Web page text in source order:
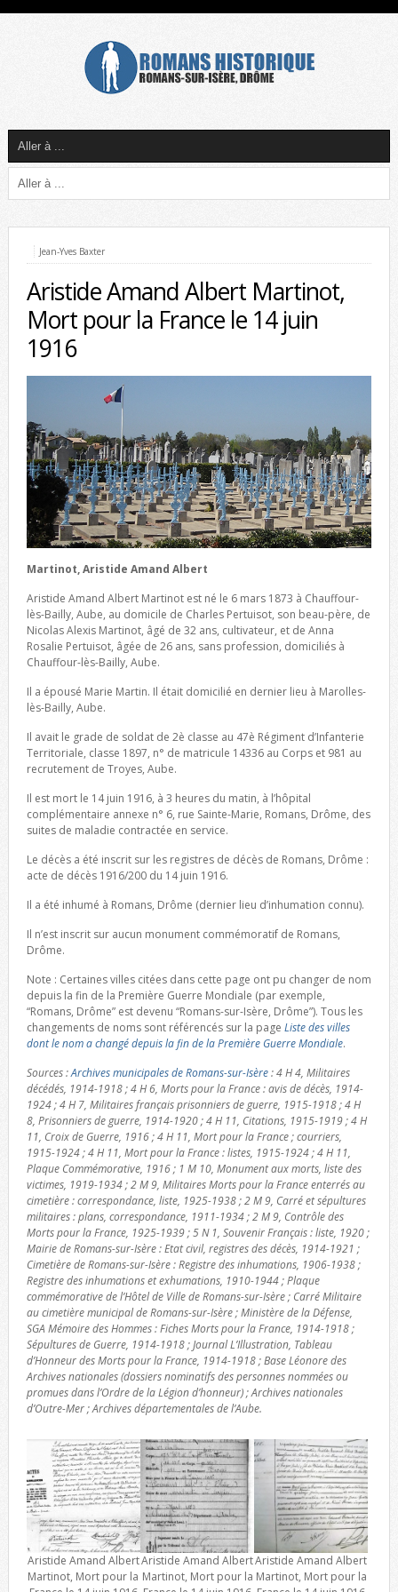
Jean-Yves Baxter
Aristide Amand Albert Martinot,
Mort pour la France le 14 juin
1916
Martinot, Aristide Amand Albert
Aristide Amand Albert Martinot est né le 6 mars 1873 à Chauffour-
lès-Bailly, Aube, au domicile de Charles Pertuisot, son beau-père, de
Nicolas Alexis Martinot, âgé de 32 ans, cultivateur, et de Anna
Rosalie Pertuisot, âgée de 26 ans, sans profession, domiciliés à
Chauffour-lès-Bailly, Aube.
Il a épousé Marie Martin. Il était domicilié en dernier lieu à Marolles-
lès-Bailly, Aube.
Il avait le grade de soldat de 2è classe au 47è Régiment d’Infanterie
Territoriale, classe 1897, n° de matricule 14336 au Corps et 981 au
recrutement de Troyes, Aube.
Il est mort le 14 juin 1916, à 3 heures du matin, à l’hôpital
complémentaire annexe n° 6, rue Sainte-Marie, Romans, Drôme, des
suites de maladie contractée en service.
Le décès a été inscrit sur les registres de décès de Romans, Drôme :
acte de décès 1916/200 du 14 juin 1916.
Il a été inhumé à Romans, Drôme (dernier lieu d’inhumation connu).
Il n’est inscrit sur aucun monument commémoratif de Romans,
Drôme.
Note : Certaines villes citées dans cette page ont pu changer de nom
depuis la fin de la Première Guerre Mondiale (par exemple,
“Romans, Drôme” est devenu “Romans-sur-Isère, Drôme”). Tous les
changements de noms sont référencés sur la page Liste des villes
dont le nom a changé depuis la fin de la Première Guerre Mondiale.
Sources :Archives municipales de Romans-sur-Isère: 4 H 4, Militaires
décédés, 1914-1918 ; 4 H 6, Morts pour la France : avis de décès, 1914-
1924 ; 4 H 7, Militaires français prisonniers de guerre, 1915-1918 ; 4 H
8, Prisonniers de guerre, 1914-1920 ; 4 H 11, Citations, 1915-1919 ; 4 H
11, Croix de Guerre, 1916 ; 4 H 11, Mort pour la France ; courriers,
1915-1924 ; 4 H 11, Mort pour la France : listes, 1915-1924 ; 4 H 11,
Plaque Commémorative, 1916 ; 1 M 10, Monument aux morts, liste des
victimes, 1919-1934 ; 2 M 9, Militaires Morts pour la France enterrés au
cimetière : correspondance, liste, 1925-1938 ; 2 M 9, Carré et sépultures
militaires : plans, correspondance, 1911-1934 ; 2 M 9, Contrôle des
Morts pour la France, 1925-1939 ; 5 N 1, Souvenir Français : liste, 1920 ;
Mairie de Romans-sur-Isère : Etat civil, registres des décès, 1914-1921 ;
Cimetière de Romans-sur-Isère : Registre des inhumations, 1906-1938 ;
Registre des inhumations et exhumations, 1910-1944 ; Plaque
commémorative de l’Hôtel de Ville de Romans-sur-Isère ; Carré Militaire
au cimetière municipal de Romans-sur-Isère ; Ministère de la Défense,
SGA Mémoire des Hommes : Fiches Morts pour la France, 1914-1918 ;
Sépultures de Guerre, 1914-1918 ; Journal L’Illustration, Tableau
d’Honneur des Morts pour la France, 1914-1918 ; Base Léonore des
Archives nationales (dossiers nominatifs des personnes nommées ou
promues dans l’Ordre de la Légion d’honneur) ; Archives nationales
d’Outre-Mer ; Archives départementales de l’Aube.
Aristide Amand Albert
Martinot, Mort pour la
Aristide Amand Albert
Martinot, Mort pour la
Aristide Amand Albert
Martinot, Mort pour la